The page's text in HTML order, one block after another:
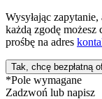
Wysyłając zapytanie,
każdą zgodę
prośbę na adres
Tak, chcę bezpłatną
*Pole wymagane
Zadzwoń lub napisz